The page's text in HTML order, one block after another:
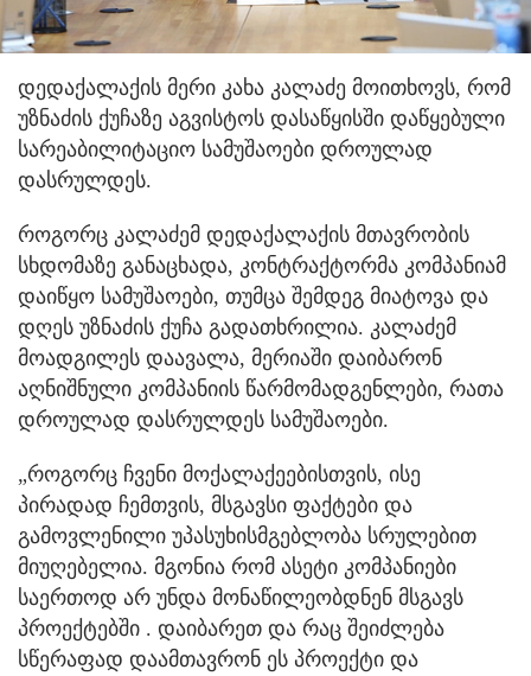
დედაქალაქის მერი კახა კალაძე მოითხოვს, რომ
უზნაძის ქუჩაზე აგვისტოს დასაწყისში დაწყებული
სარეაბილიტაციო სამუშაოები დროულად
დასრულდეს.
როგორც კალაძემ დედაქალაქის მთავრობის
სხდომაზე განაცხადა, კონტრაქტორმა კომპანიამ
დაიწყო სამუშაოები, თუმცა შემდეგ მიატოვა და
დღეს უზნაძის ქუჩა გადათხრილია. კალაძემ
მოადგილეს დაავალა, მერიაში დაიბარონ
აღნიშნული კომპანიის წარმომადგენლები, რათა
დროულად დასრულდეს სამუშაოები.
„როგორც ჩვენი მოქალაქეებისთვის, ისე
პირადად ჩემთვის, მსგავსი ფაქტები და
გამოვლენილი უპასუხისმგებლობა სრულებით
მიუღებელია. მგონია რომ ასეტი კომპანიები
საერთოდ არ უნდა მონაწილეობდნენ მსგავს
პროექტებში . დაიბარეთ და რაც შეიძლება
სწერაფად დაამთავრონ ეს პროექტი და